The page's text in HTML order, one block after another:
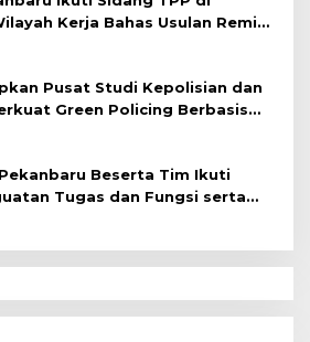
Kerja Bahas Usulan Remisi
Kemerdekaan
Pusat Studi Kepolisian dan
Green Policing Berbasis
Beserta Tim Ikuti
Tugas dan Fungsi serta
WBP ke Lapas Terbuka